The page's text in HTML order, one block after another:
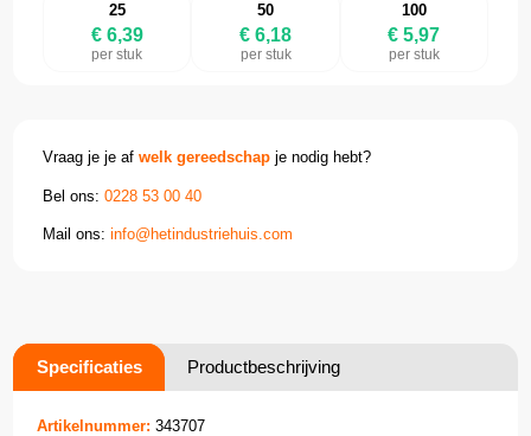
25
€ 6,39
per stuk
50
€ 6,18
per stuk
100
€ 5,97
per stuk
Vraag je je afwelk gereedschap je nodig hebt?
Bel ons:0228 53 00 40
Mail ons:info@hetindustriehuis.com
Specificaties Productbeschrijving
Artikelnummer: 343707